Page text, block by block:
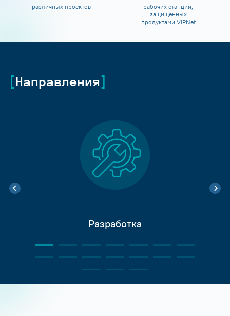
различных проектов
рабочих станций,
защищенных
продуктами ViPNet
Направления
Разработка